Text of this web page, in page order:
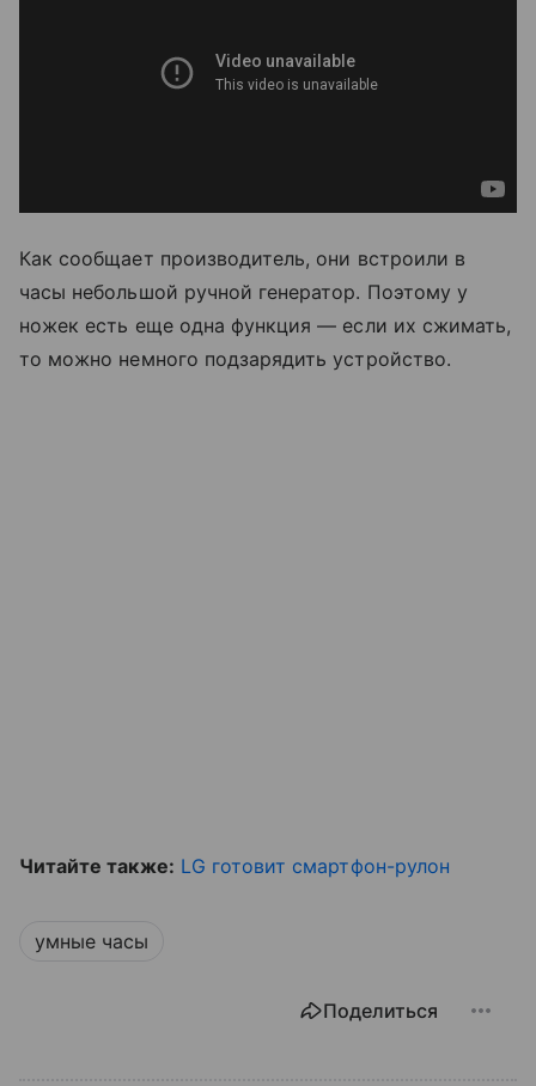
Как сообщает производитель, они встроили в
часы небольшой ручной генератор. Поэтому у
ножек есть еще одна функция — если их сжимать,
то можно немного подзарядить устройство.
Читайте также: LG готовит смартфон-рулон
умные часы
Поделиться